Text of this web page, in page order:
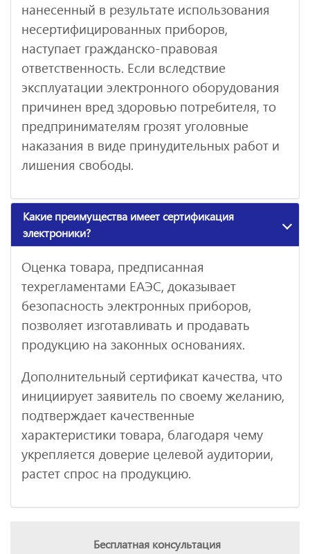
нанесенный в результате использования
несертифицированных приборов,
наступает гражданско-правовая
ответственность. Если вследствие
эксплуатации электронного оборудования
причинен вред здоровью потребителя, то
предпринимателям грозят уголовные
наказания в виде принудительных работ и
лишения свободы.
Какие преимущества имеет сертификация
электроники?
Оценка товара, предписанная
техрегламентами ЕАЭС, доказывает
безопасность электронных приборов,
позволяет изготавливать и продавать
продукцию на законных основаниях.
Дополнительный сертификат качества, что
инициирует заявитель по своему желанию,
подтверждает качественные
характеристики товара, благодаря чему
укрепляется доверие целевой аудитории,
растет спрос на продукцию.
Бесплатная консультация